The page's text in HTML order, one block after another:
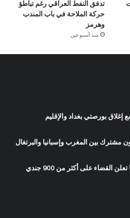
تدفق النفط العراقي رغم تباطؤ
حركة الملاحة في باب المندب
وهرمز
منذ أسبوعين
إغلاق بورصتي بغداد والإقليم
على مختلف المحاور.. روسيا تعلن القضاء على أكثر من 900 جندي